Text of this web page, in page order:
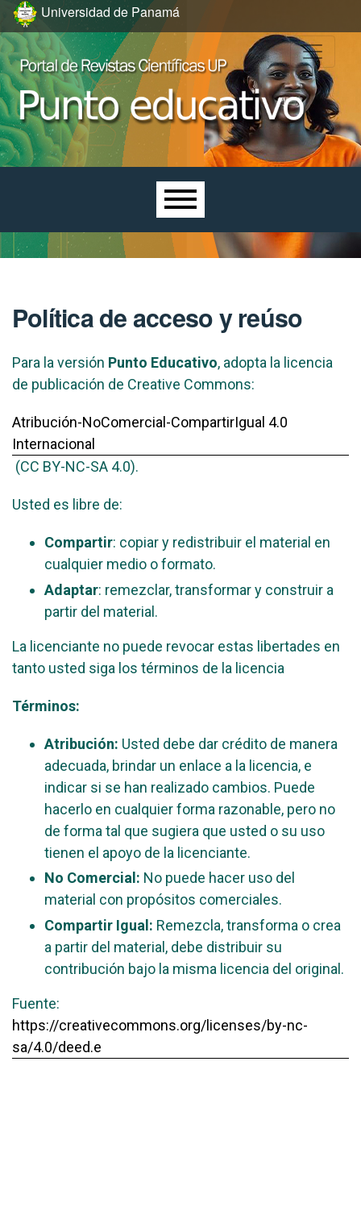
Ir al menú de navegación principal
Ir al contenido principal
Ir al pie de página del sitio
Universidad de Panamá
Menú principal
Política de acceso y reúso
Para la versión Punto Educativo, adopta la licencia
de publicación de Creative Commons:
Atribución-NoComercial-CompartirIgual 4.0
Internacional
(CC BY-NC-SA 4.0).
Usted es libre de:
Compartir: copiar y redistribuir el material en
cualquier medio o formato.
Adaptar: remezclar, transformar y construir a
partir del material.
La licenciante no puede revocar estas libertades en
tanto usted siga los términos de la licencia
Términos:
Atribución: Usted debe dar crédito de manera
adecuada, brindar un enlace a la licencia, e
indicar si se han realizado cambios. Puede
hacerlo en cualquier forma razonable, pero no
de forma tal que sugiera que usted o su uso
tienen el apoyo de la licenciante.
No Comercial: No puede hacer uso del
material con propósitos comerciales.
Compartir Igual: Remezcla, transforma o crea
a partir del material, debe distribuir su
contribución bajo la misma licencia del original.
Fuente:
https://creativecommons.org/licenses/by-nc-
sa/4.0/deed.e